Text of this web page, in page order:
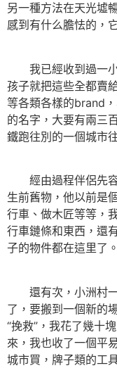
另一種方法在天光墟
感到有什么膽怯的，
我已經收到過一小
孩子就把這些全都賣
等各類各樣的brand
的名字，大要有兩三
鐵跑往別的一個城市
經由過程伴侶先容
生前舊物，他以前是
行車、做木匠等等，
行車鏈條和東西，還
子的物件都在這里了。
還有次，小洲村一
了，要搬到一個新的
“挽救”，我花了幾十
來，我也收了一個平
城市買，牌子類的工